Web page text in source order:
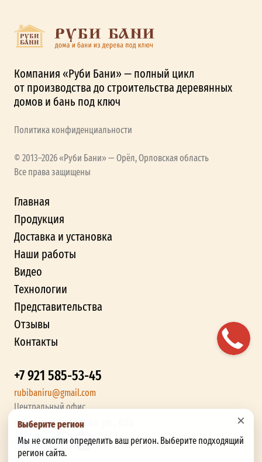
×
Выберите регион
Мы не смогли определить ваш регион. Выберите подходящий
регион сайта.
Компания «Руби Бани» — полный цикл
от производства до строительства деревянных
домов и бань под ключ
Политика конфиденциальности
© 2013–2026 «Руби Бани» — Орёл, Орловская область
Все права защищены
Главная
Продукция
Доставка и установка
Наши работы
Видео
Технологии
Представительства
Отзывы
Контакты
+7 921 585-53-45
rubibaniru@gmail.com
Центральный офис
г. Орел, Ливенская ул., 68а